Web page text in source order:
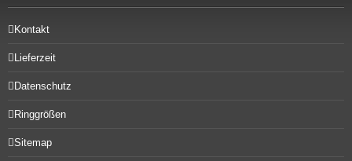
Kontakt
Lieferzeit
Datenschutz
Ringgrößen
Sitemap